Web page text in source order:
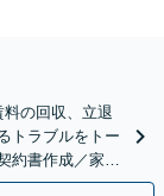
料の回収、立退
トラブルをトー
約書作成／家賃
額対応